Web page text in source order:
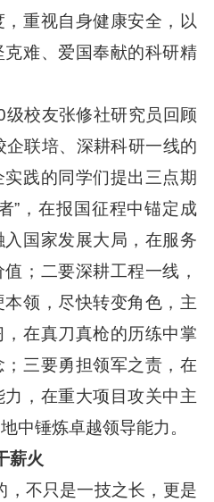
重视自身健康安全，以
难、爱国奉献的科研精
校友张修社研究员回顾
联培、深耕科研一线的
践的同学们提出三点期
”，在报国征程中锚定成
国家发展大局，在服务
；二要深耕工程一线，
领，尽快转变角色，主
在真刀真枪的历练中掌
三要勇担领军之责，在
，在重大项目攻关中主
中锤炼卓越领导能力。
薪火
，不只是一技之长，更是